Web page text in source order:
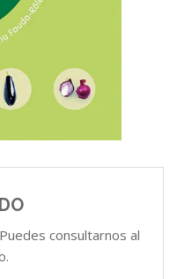
consultarnos al